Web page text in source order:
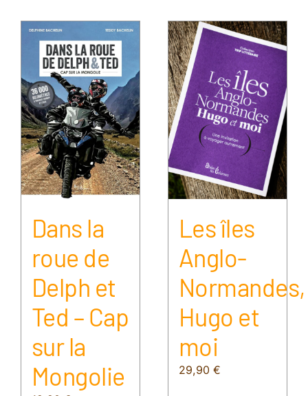
Dans la
roue de
Delph et
Ted – Cap
sur la
Mongolie
Les îles
Anglo-
Normandes,
Hugo et
moi
29,90€